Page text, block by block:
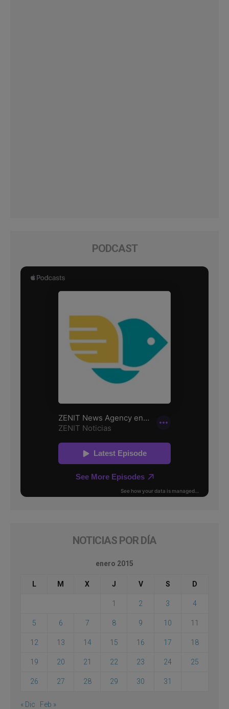
PODCAST
NOTICIAS POR DÍA
enero 2015
L M X J V S D
1 2 3 4
5 6 7 8 9 10 11
12 13 14 15 16 17 18
19 20 21 22 23 24 25
26 27 28 29 30 31
« Dic Feb »